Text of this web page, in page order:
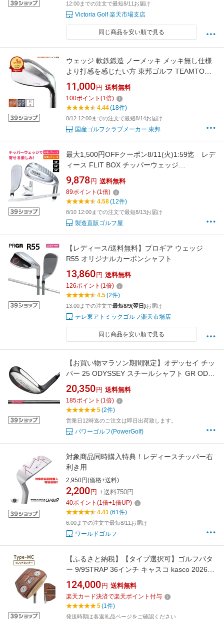
12:00までの注文で最短8/11お届け
Victoria Golf 楽天市場支店
同じ商品を安い順で見る
ウェッジ 軟鉄鍛造 ノーメッキ メッキ無し仕様
より打感を感じたい方 東邦ゴルフ TEAMTOHO
FORGED ゴルフクラブ 店長 オススメ forged
ウエッジクラブ S20C CNCフェース加工 スピ
ン性能 各ロフト48度50度52度54度56度58度 バ
ウンス8/12/14/15 ライ角 ヘッド重量460g 35イ
ンチ
11,000 円 送料無料
100ポイント (1倍)
4.44(18件)
8/12 12:00までの注文で最短8/14お届け
国産ゴルフクラブメーカー 東邦
最大1,500円OFFクーポン8/11(火)1:59迄 レデ
ィース FLIT BOX チッパーウェッジ
(48°/52°/56°) 女性用 右利き 左利き バンカー ア
プローチ サンドウェッチ カーボンシャフト ：
【製造直販ゴルフ屋】※
9,878 円 送料無料
89ポイント (1倍)
4.58(12件)
8/10 12:00までの注文で最短8/13お届け
製造直販ゴルフ屋
【レディース/送料無料】プロギア ウェッジ
R55 オリジナルカーボンシャフト
13,860 円 送料無料
126ポイント (1倍)
4.5(2件)
13:00までの注文で最短8/9(翌日)お届け
テレ東アトミックゴルフ楽天市場店
同じ商品を安い順で見る
【お買い物マラソン期間限定】オデッセイ チッ
パー 25 ODYSSEY スチールシャフト GR OD
PT CHIPPER 25 WMSグリップ ヘッドカバー付
属無し【25】アプローチを「技術で克服した
い」にこだわるのか チッパーを試そう！
20,350 円 送料無料
185ポイント (1倍)
5(2件)
営業日12時迄のご注文は即日出荷致します。
パワーゴルフ(PowerGolf)
対象商品同時購入特典！レディースチッパー右
利き用
2,950円(価格+送料)
2,200 円 +送料750円
40ポイント (1倍+1倍UP)
4.41(61件)
6:00までの注文で最短8/11お届け
ワールドゴルフ
【ふるさと納税】【タイプ選択可】ゴルフパタ
ー 9/9STRAP 36インチ キャスコ kasco 2026年
モデル
124,000 円 送料無料
楽天カード決済で楽天ポイント付与
5(1件)
発送時期は各返礼品ページをご確認ください